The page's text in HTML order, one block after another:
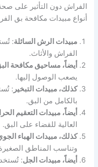
الفراش دون التأثير على صحة
أنواع مبيدات مكافحة بق
مبيدات الرش السائلة:
الفراش والأثاث.
أيضاً، مساحيق مكافحة
يصعب الوصول إليها.
كذلك، مبيدات التبخير :
بالكامل من البق.
أيضاً، مبيدات التعقيم
العالية للقضاء على البق.
كذلك، مبيدات الهباء
وتناسب المناطق
أيضاً، مبيدات الجل: